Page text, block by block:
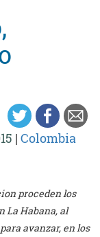
| Colombia
proceden los
La Habana, al
avanzar, en los